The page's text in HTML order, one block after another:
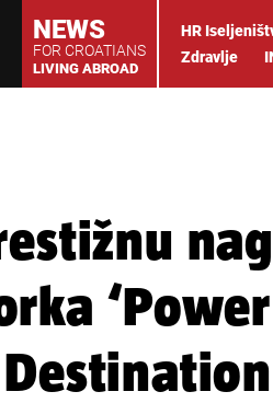
NEWS
FOR CROATIANS
LIVING ABROAD
HR
Zdravlje